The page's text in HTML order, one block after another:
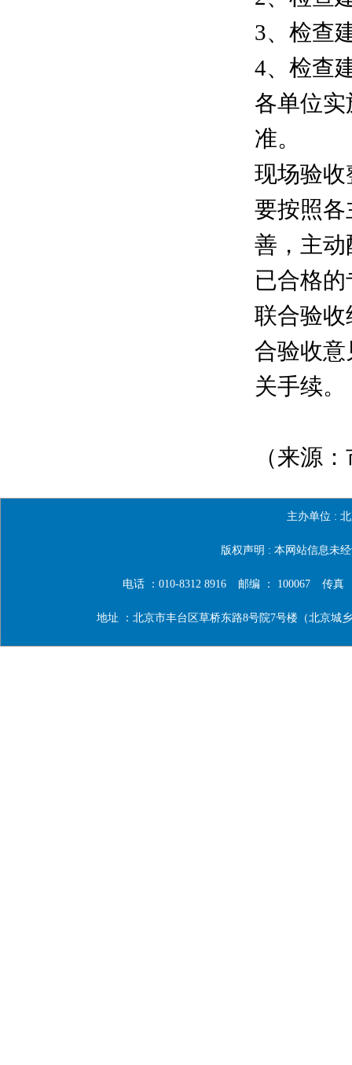
3、检查
4、检查
各单位
准。
现场验
要按照
善，主
已合格
联合验
合验收
关手续。
（来源
主办单位 :
版权声明 : 本网站信息未
电话 ：010-8312 8916 邮编 ： 100067 传真
地址 ：北京市丰台区草桥东路8号院7号楼（北京城